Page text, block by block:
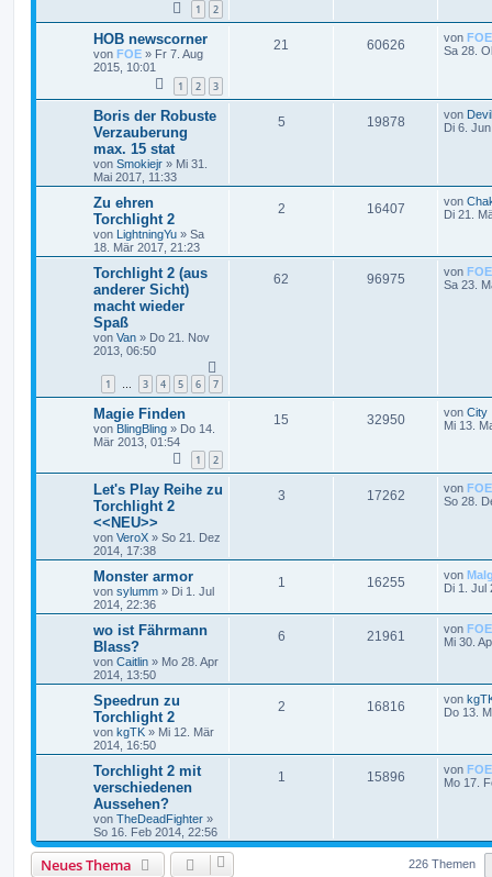
1 2
HOB newscorner
von FOE » Fr 7. Aug
2015, 10:01
1 2 3
21 60626 von FOE
Sa 28.
Boris der Robuste
Verzauberung
max. 15 stat
von Smokiejr » Mi 31.
Mai 2017, 11:33
5 19878 von
Di 6.
Zu ehren
Torchlight 2
von LightningYu » Sa
18. Mär 2017, 21:23
2 16407 von
Di 21.
Torchlight 2 (aus
anderer Sicht)
macht wieder
Spaß
von Van » Do 21. Nov
2013, 06:50
1 … 3 4 5 6 7
62 96975 von FOE
Sa 23.
Magie Finden
von BlingBling » Do 14.
Mär 2013, 01:54
1 2
15 32950 von City
Mi 13.
Let's Play Reihe zu
Torchlight 2
<<NEU>>
von VeroX » So 21. Dez
2014, 17:38
3 17262 von FOE
So 28.
Monster armor
von sylumm » Di 1. Jul
2014, 22:36
1 16255 von
Di 1. Jul
wo ist Fährmann
Blass?
von Caitlin » Mo 28. Apr
2014, 13:50
6 21961 von FOE
Mi 30.
Speedrun zu
Torchlight 2
von kgTK » Mi 12. Mär
2014, 16:50
2 16816 von
Do 13.
Torchlight 2 mit
verschiedenen
Aussehen?
von TheDeadFighter »
So 16. Feb 2014, 22:56
1 15896 von FOE
Mo 17.
Neues Thema 226 Themen